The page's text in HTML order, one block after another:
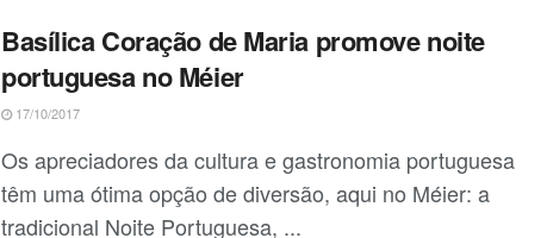
Basílica Coração de Maria promove noite
portuguesa no Méier
17/10/2017
Os apreciadores da cultura e gastronomia portuguesa
têm uma ótima opção de diversão, aqui no Méier: a
tradicional Noite Portuguesa, ...